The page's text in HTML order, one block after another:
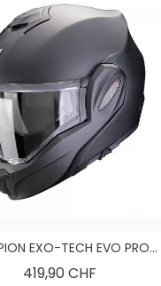
EXO-TECH EVO PRO...
419,90 CHF